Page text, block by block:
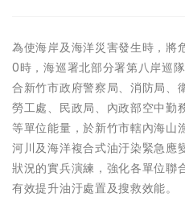
為使海岸及海洋災害發生時，將
0時，海巡署北部分署第八岸巡
合新竹市政府警察局、消防局、
勞工處、民政局、內政部空中勤
等單位能量，於新竹市轄內海山
河川及海洋複合式油汙染緊急應
狀況的實兵演練，強化各單位聯
有效提升油汙處置及搜救效能。